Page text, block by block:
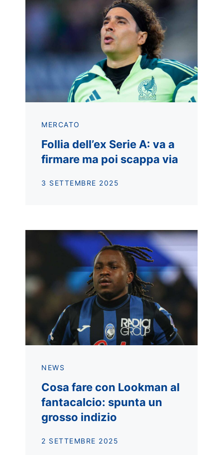
MERCATO
Follia dell’ex Serie A: va a
firmare ma poi scappa via
3 SETTEMBRE 2025
NEWS
Cosa fare con Lookman al
fantacalcio: spunta un
grosso indizio
2 SETTEMBRE 2025